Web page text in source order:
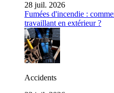
28 juil. 2026
Fumées d'incendie :
travaillant en extérieur ?
Accidents